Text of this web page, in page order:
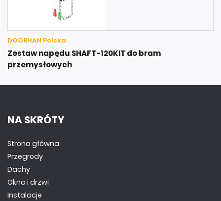
DOORHAN Polska
Zestaw napędu SHAFT-120KIT do bram
przemysłowych
NA SKRÓTY
Strona główna
Przegrody
Dachy
Okna i drzwi
Instalacje